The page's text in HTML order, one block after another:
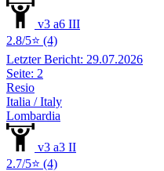
v3 a6 III
2.8/5⭐ (4)
Letzter Bericht: 29.07.2026
Seite: 2
Resio
Italia / Italy
Lombardia
v3 a3 II
2.7/5⭐ (4)